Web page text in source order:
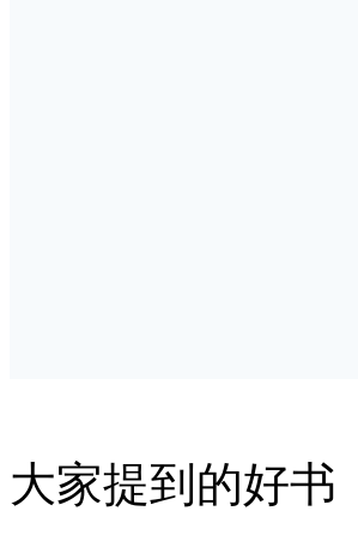
大家提到的好书